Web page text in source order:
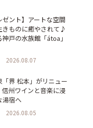
ゼント】アートな空間
きものに癒やされて♪
戸の水族館「átoa」
2026.08.07
界 松本」がリニュー
信州ワインと音楽に浸
湯宿へ
2026.08.05